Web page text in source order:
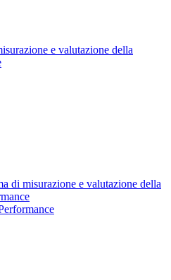
e valutazione della
di misurazione e valutazione della